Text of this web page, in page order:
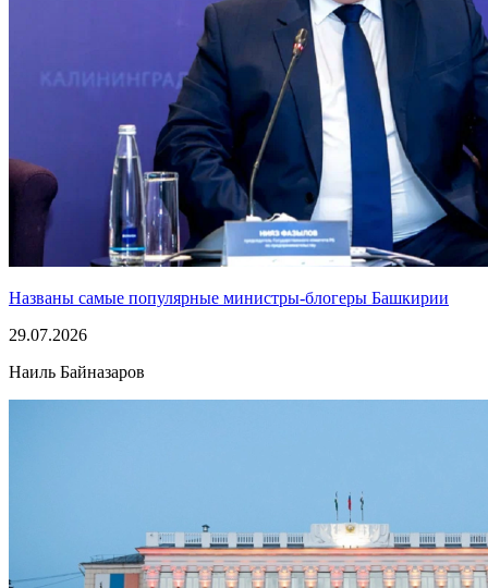
Названы самые популярные министры-блогеры Башкирии
29.07.2026
Наиль Байназаров